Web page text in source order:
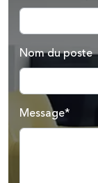
Nom du poste
Message*